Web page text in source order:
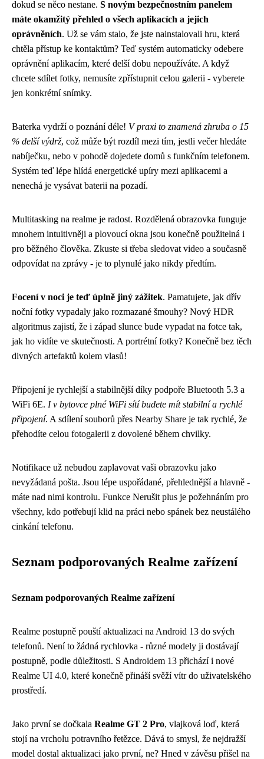
dokud se něco nestane. S novým bezpečnostním panelem
máte okamžitý přehled o všech aplikacích a jejich
oprávněních. Už se vám stalo, že jste nainstalovali hru, která
chtěla přístup ke kontaktům? Teď systém automaticky odebere
oprávnění aplikacím, které delší dobu nepoužíváte. A když
chcete sdílet fotky, nemusíte zpřístupnit celou galerii - vyberete
jen konkrétní snímky.
Baterka vydrží o poznání déle! V praxi to znamená zhruba o 15
% delší výdrž, což může být rozdíl mezi tím, jestli večer hledáte
nabíječku, nebo v pohodě dojedete domů s funkčním telefonem.
Systém teď lépe hlídá energetické upíry mezi aplikacemi a
nenechá je vysávat baterii na pozadí.
Multitasking na realme je radost. Rozdělená obrazovka funguje
mnohem intuitivněji a plovoucí okna jsou konečně použitelná i
pro běžného člověka. Zkuste si třeba sledovat video a současně
odpovídat na zprávy - je to plynulé jako nikdy předtím.
Focení v noci je teď úplně jiný zážitek. Pamatujete, jak dřív
noční fotky vypadaly jako rozmazané šmouhy? Nový HDR
algoritmus zajistí, že i západ slunce bude vypadat na fotce tak,
jak ho vidíte ve skutečnosti. A portrétní fotky? Konečně bez těch
divných artefaktů kolem vlasů!
Připojení je rychlejší a stabilnější díky podpoře Bluetooth 5.3 a
WiFi 6E. I v bytovce plné WiFi sítí budete mít stabilní a rychlé
připojení. A sdílení souborů přes Nearby Share je tak rychlé, že
přehodíte celou fotogalerii z dovolené během chvilky.
Notifikace už nebudou zaplavovat vaši obrazovku jako
nevyžádaná pošta. Jsou lépe uspořádané, přehlednější a hlavně -
máte nad nimi kontrolu. Funkce Nerušit plus je požehnáním pro
všechny, kdo potřebují klid na práci nebo spánek bez neustálého
cinkání telefonu.
Seznam podporovaných Realme zařízení
Seznam podporovaných Realme zařízení
Realme postupně pouští aktualizaci na Android 13 do svých
telefonů. Není to žádná rychlovka - různé modely ji dostávají
postupně, podle důležitosti. S Androidem 13 přichází i nové
Realme UI 4.0, které konečně přináší svěží vítr do uživatelského
prostředí.
Jako první se dočkala Realme GT 2 Pro, vlajková loď, která
stojí na vrcholu potravního řetězce. Dává to smysl, že nejdražší
model dostal aktualizaci jako první, ne? Hned v závěsu přišel na